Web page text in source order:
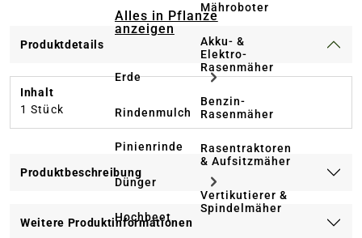
Alles in Pflanze
anzeigen
Erde
Rindenmulch
Pinienrinde
Dünger
Hochbeet
Mähroboter
Akku- &
Elektro-
Rasenmäher
Benzin-
Rasenmäher
Rasentraktoren
& Aufsitzmäher
Vertikutierer &
Spindelmäher
Produktdetails
Inhalt
1 Stück
Produktbeschreibung
Weitere Produktinformationen